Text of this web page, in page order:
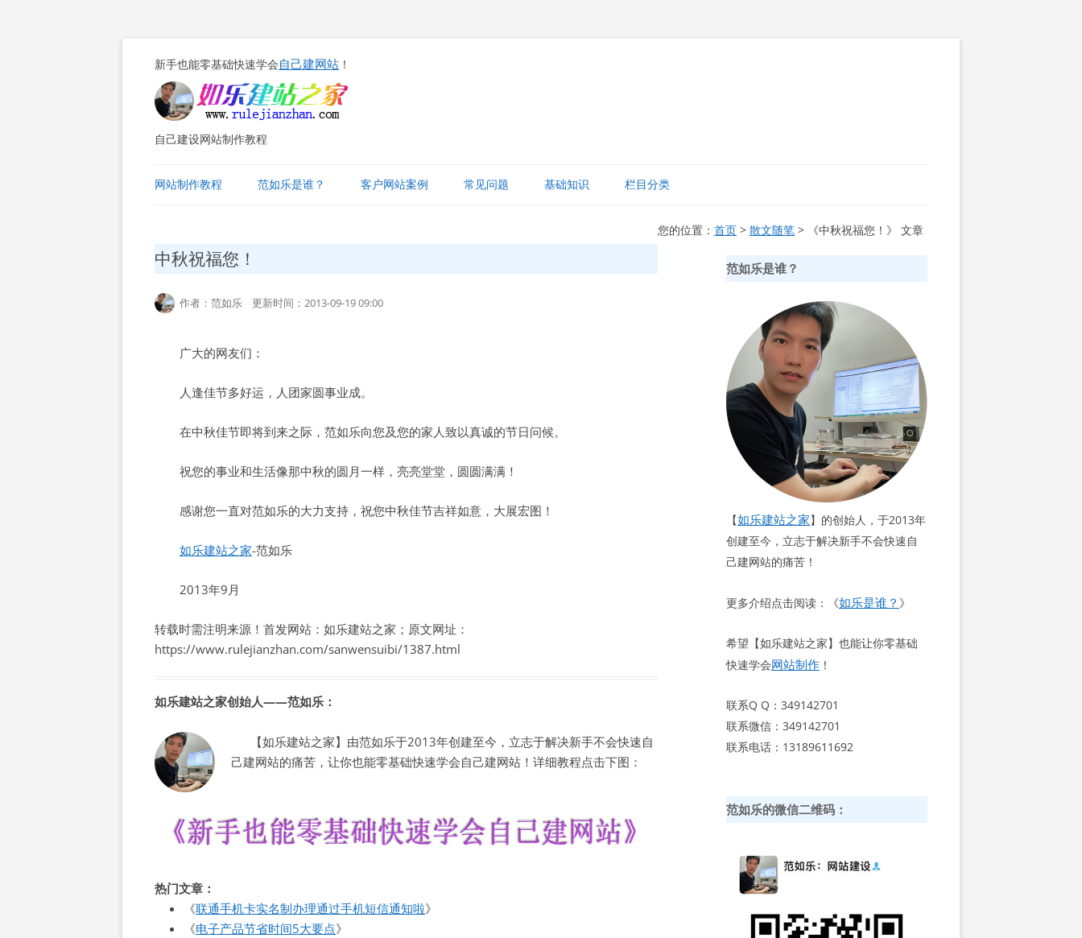
新手也能零基础快速学会自己建网站 ！
自己建设网站制作教程
至
正
网站制作教程 范如乐是谁？ 客户网站案例 常见问题 基础知识 栏目分类
您的位置： 首页> 散文随笔> 《中秋祝福您！》 文章
中秋祝福您！
作者：范如乐 更新时间：2013-09-19 09:00
广大的网友们：
人逢佳节多好运，人团家圆事业成。
在中秋佳节即将到来之际，范如乐向您及您的家人致以真诚的节日问候。
祝您的事业和生活像那中秋的圆月一样，亮亮堂堂，圆圆满满！
感谢您一直对范如乐的大力支持，祝您中秋佳节吉祥如意，大展宏图！
如乐建站之家-范如乐
2013年9月
转载时需注明来源！首发网站：如乐建站之家；原文网址：
https://www.rulejianzhan.com/sanwensuibi/1387.html
如乐建站之家创始人——范如乐：
【如乐建站之家】由范如乐于2013年创建至今，立志于解决新手不会快速自
己建网站的痛苦，让你也能零基础快速学会自己建网站！详细教程点击下图：
热门文章：
《联通手机卡实名制办理通过手机短信通知啦》
《电子产品节省时间5大要点》
范如乐是谁？
【如乐建站之家】的创始人，于2013年
创建至今，立志于解决新手不会快速自
己建网站的痛苦！
更多介绍点击阅读：《如乐是谁？ 》
希望【如乐建站之家】也能让你零基础
快速学会网站制作 ！
联系Q Q：349142701
联系微信：349142701
联系电话：13189611692
范如乐的微信二维码：